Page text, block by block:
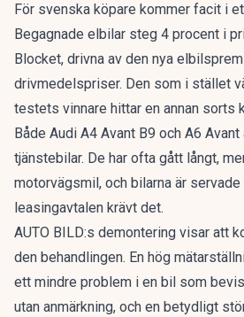
För svenska köpare kommer facit i
Begagnade elbilar steg 4 procent i
Blocket, drivna av den nya
drivmedelspriser. Den som i stället
testets vinnare hittar en annan sorts
Både Audi A4 Avant B9 och A6
tjänstebilar. De har ofta gått långt,
motorvägsmil, och bilarna är
leasingavtalen krävt det.
AUTO BILD:s demontering visar att
den behandlingen. En hög
ett mindre problem i en bil som
utan anmärkning, och en betydligt